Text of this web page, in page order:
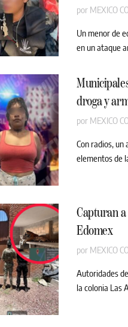
por MEXICO
Un menor de
en un ataque
droga y
por MEXICO
Con radios,
elementos de
Capturan
Edomex
por MEXICO
Autoridades
la colonia Las